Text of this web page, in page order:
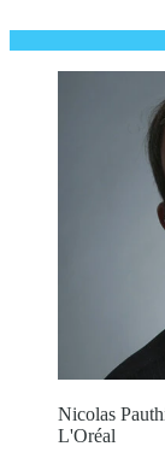
Nicolas
L'Oréal